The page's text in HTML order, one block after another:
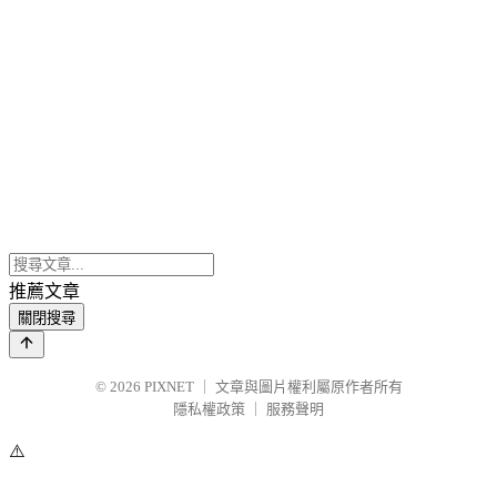
推薦文章
關閉搜尋
© 2026 PIXNET
文章與圖片權利屬原作者所有
隱私權政策
服務聲明
⚠️